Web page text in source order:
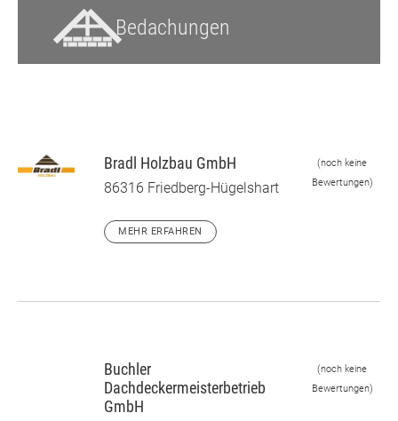
Bedachungen
Bradl Holzbau GmbH
86316 Friedberg-Hügelshart
MEHR ERFAHREN
(noch keine
Bewertungen)
Buchler
Dachdeckermeisterbetrieb
GmbH
(noch keine
Bewertungen)